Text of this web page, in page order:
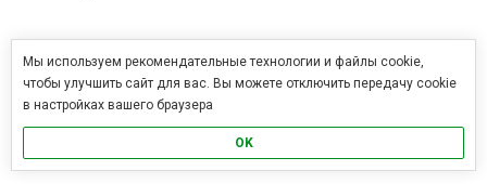
Мы используем рекомендательные технологии и файлы cookie,
чтобы улучшить сайт для вас. Вы можете отключить передачу cookie
в настройках вашего браузера
OK